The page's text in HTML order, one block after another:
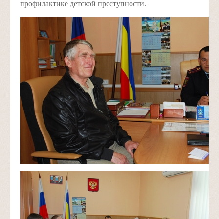
профилактике детской преступности.